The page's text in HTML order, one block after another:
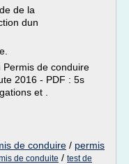
de la
dun
de conduire
2016 - PDF : 5s
et .
de conduire / permis
de conduite / test de